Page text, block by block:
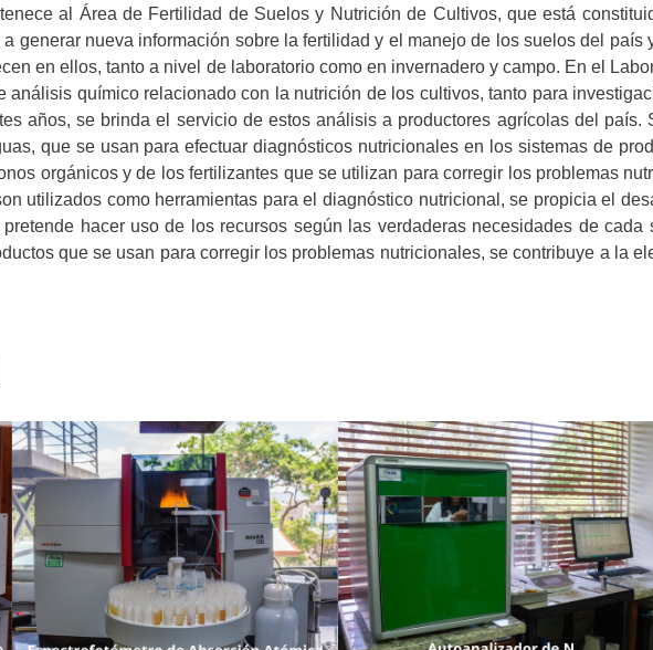
al Área de Fertilidad de Suelos y Nutrición de Cultivos, que está
generar nueva información sobre la fertilidad y el manejo de los suelos del país
en ellos, tanto a nivel de laboratorio como en invernadero y campo. En el
análisis químico relacionado con la nutrición de los cultivos, tanto para
años, se brinda el servicio de estos análisis a productores agrícolas del país.
que se usan para efectuar diagnósticos nutricionales en los sistemas de
orgánicos y de los fertilizantes que se utilizan para corregir los problemas
utilizados como herramientas para el diagnóstico nutricional, se propicia el
hacer uso de los recursos según las verdaderas necesidades de cada
que se usan para corregir los problemas nutricionales, se contribuye a la